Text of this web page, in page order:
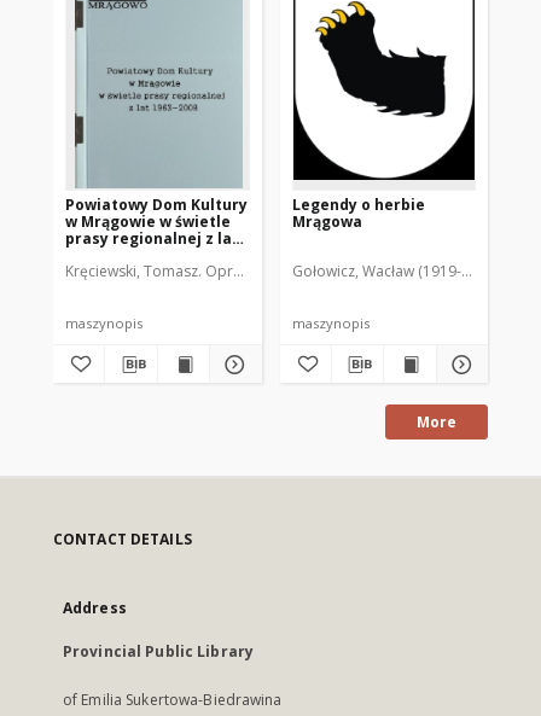
Powiatowy Dom Kultury
w Mrągowie w świetle
prasy regionalnej z lat
Archiwum Zakładowego
Kręciewski, Tomasz. Oprac.
maszynopis
Legendy o herbie
Mrągowa
Gołowicz, Wacław (1919-1983).
maszynopis
More
CONTACT DETAILS
Address
Provincial Public Library
of Emilia Sukertowa-Biedrawina